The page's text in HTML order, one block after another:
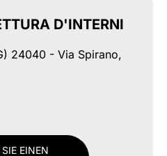
D'INTERNI
24040 - Via Spirano,
EINEN